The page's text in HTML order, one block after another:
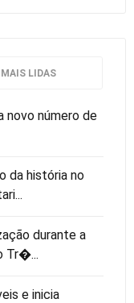
MAIS LIDAS
novo número de
da história no
durante a
Tr�...
e inicia